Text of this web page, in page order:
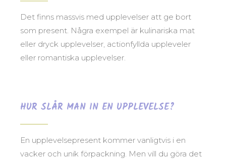
Det finns massvis med upplevelser att ge bort
som present. Några exempel är kulinariska mat
eller dryck upplevelser, actionfyllda uppleveler
eller romantiska upplevelser.
HUR SLÅR MAN IN EN UPPLEVELSE?
En upplevelsepresent kommer vanligtvis i en
vacker och unik förpackning. Men vill du göra det